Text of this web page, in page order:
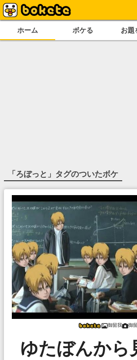
ホーム ボケる お題
「ろぼっと 」タグのついたボケ
御留我 御
ゆたぼんから